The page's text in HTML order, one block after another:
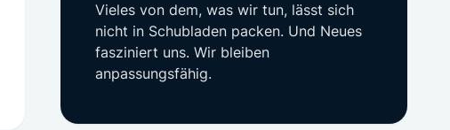
Vieles von dem, was wir tun, lässt sich
nicht in Schubladen packen. Und Neues
fasziniert uns. Wir bleiben
anpassungsfähig.